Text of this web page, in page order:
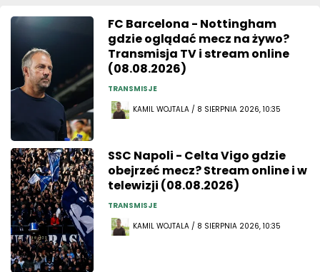
FC Barcelona - Nottingham
gdzie oglądać mecz na żywo?
Transmisja TV i stream online
(08.08.2026)
TRANSMISJE
KAMIL WOJTALA / 8 SIERPNIA 2026, 10:35
SSC Napoli - Celta Vigo gdzie
obejrzeć mecz? Stream online i w
telewizji (08.08.2026)
TRANSMISJE
KAMIL WOJTALA / 8 SIERPNIA 2026, 10:35